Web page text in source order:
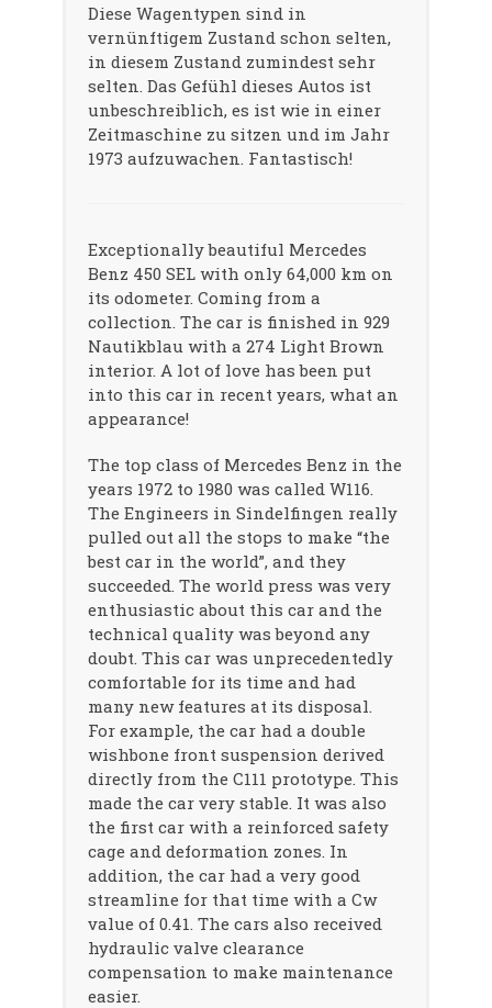
Diese Wagentypen sind in
vernünftigem Zustand schon selten,
in diesem Zustand zumindest sehr
selten. Das Gefühl dieses Autos ist
unbeschreiblich, es ist wie in einer
Zeitmaschine zu sitzen und im Jahr
1973 aufzuwachen. Fantastisch!
Exceptionally beautiful Mercedes
Benz 450 SEL with only 64,000 km on
its odometer. Coming from a
collection. The car is finished in 929
Nautikblau with a 274 Light Brown
interior. A lot of love has been put
into this car in recent years, what an
appearance!
The top class of Mercedes Benz in the
years 1972 to 1980 was called W116.
The Engineers in Sindelfingen really
pulled out all the stops to make “the
best car in the world”, and they
succeeded. The world press was very
enthusiastic about this car and the
technical quality was beyond any
doubt. This car was unprecedentedly
comfortable for its time and had
many new features at its disposal.
For example, the car had a double
wishbone front suspension derived
directly from the C111 prototype. This
made the car very stable. It was also
the first car with a reinforced safety
cage and deformation zones. In
addition, the car had a very good
streamline for that time with a Cw
value of 0.41. The cars also received
hydraulic valve clearance
compensation to make maintenance
easier.